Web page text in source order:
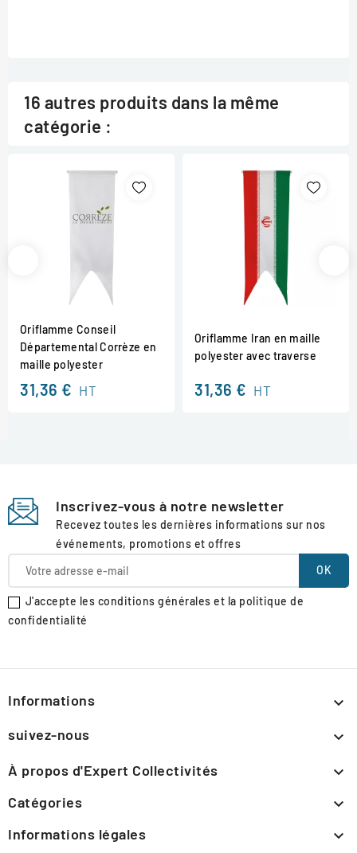
16 autres produits dans la même
catégorie :
Oriflamme Conseil
Départemental Corrèze en
maille polyester
31,36 € HT
Oriflamme Iran en maille
polyester avec traverse
31,36 € HT
Inscrivez-vous à notre newsletter
Recevez toutes les dernières informations sur nos
événements, promotions et offres
J'accepte les conditions générales et la politique de
confidentialité
Informations 
suivez-nous 
À propos d'Expert Collectivités 
Catégories 
Informations légales 